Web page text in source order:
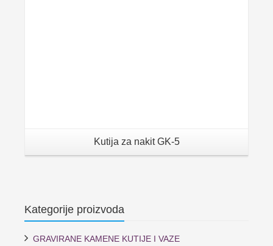
Kutija za nakit GK-5
Kategorije proizvoda
GRAVIRANE KAMENE KUTIJE I VAZE